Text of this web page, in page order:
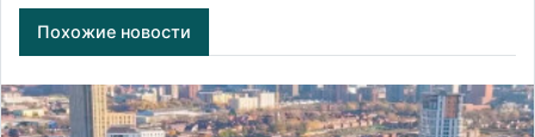
Похожие новости